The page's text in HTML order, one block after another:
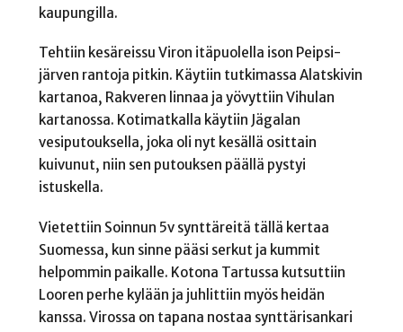
kaupungilla.
Tehtiin kesäreissu Viron itäpuolella ison Peipsi-
järven rantoja pitkin. Käytiin tutkimassa Alatskivin
kartanoa, Rakveren linnaa ja yövyttiin Vihulan
kartanossa. Kotimatkalla käytiin Jägalan
vesiputouksella, joka oli nyt kesällä osittain
kuivunut, niin sen putouksen päällä pystyi
istuskella.
Vietettiin Soinnun 5v synttäreitä tällä kertaa
Suomessa, kun sinne pääsi serkut ja kummit
helpommin paikalle. Kotona Tartussa kutsuttiin
Looren perhe kylään ja juhlittiin myös heidän
kanssa. Virossa on tapana nostaa synttärisankari